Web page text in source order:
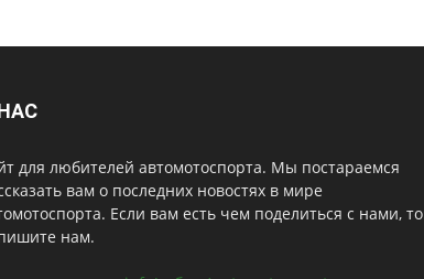
для любителей автомотоспорта. Мы постараемся
вам о последних новостях в мире
Если вам есть чем поделиться с нами, то
нам.